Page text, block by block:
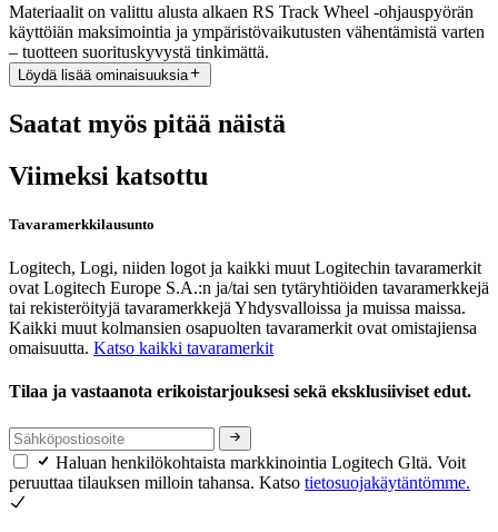
Materiaalit on valittu alusta alkaen RS Track Wheel -ohjauspyörän
käyttöiän maksimointia ja ympäristövaikutusten vähentämistä varten
– tuotteen suorituskyvystä tinkimättä.
Löydä lisää ominaisuuksia
Saatat myös pitää näistä
Viimeksi katsottu
Tavaramerkkilausunto
Logitech, Logi, niiden logot ja kaikki muut Logitechin tavaramerkit
ovat Logitech Europe S.A.:n ja/tai sen tytäryhtiöiden tavaramerkkejä
tai rekisteröityjä tavaramerkkejä Yhdysvalloissa ja muissa maissa.
Kaikki muut kolmansien osapuolten tavaramerkit ovat omistajiensa
omaisuutta. Katso kaikki tavaramerkit
Tilaa ja vastaanota erikoistarjouksesi sekä eksklusiiviset edut.
Haluan henkilökohtaista markkinointia Logitech Gltä. Voit
peruuttaa tilauksen milloin tahansa. Katso tietosuojakäytäntömme.